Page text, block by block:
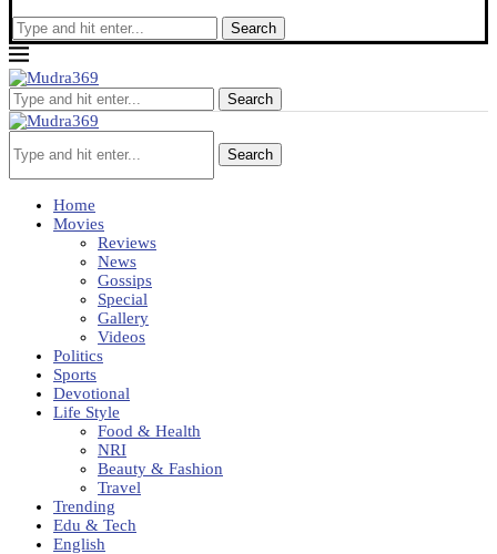
Search
Search
Search
Home
Movies
Reviews
News
Gossips
Special
Gallery
Videos
Politics
Sports
Devotional
Life Style
Food & Health
NRI
Beauty & Fashion
Travel
Trending
Edu & Tech
English